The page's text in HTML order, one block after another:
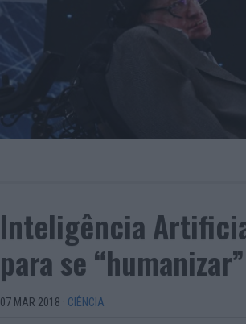
Inteligência
para se “humanizar”
07 MAR 2018 · CIÊNCIA